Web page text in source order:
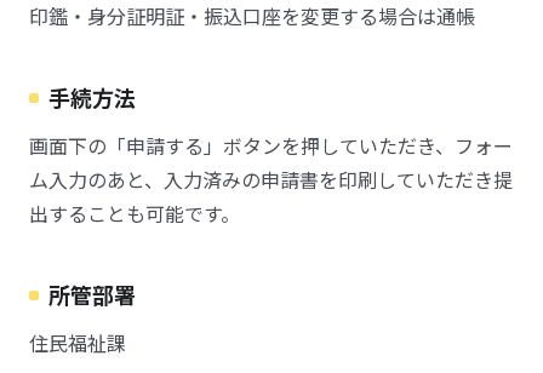
印鑑・身分証明証・振込口座を変更する場合は通帳
手続方法
画面下の「申請する」ボタンを押していただき、フォー
ム入力のあと、入力済みの申請書を印刷していただき提
出することも可能です。
所管部署
住民福祉課